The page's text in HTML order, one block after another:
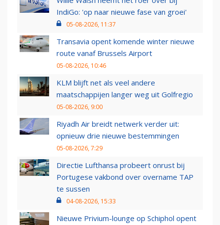
IndiGo: 'op naar nieuwe fase van groei'
05-08-2026, 11:37
Transavia opent komende winter nieuwe
route vanaf Brussels Airport
05-08-2026, 10:46
KLM blijft net als veel andere
maatschappijen langer weg uit Golfregio
05-08-2026, 9:00
Riyadh Air breidt netwerk verder uit:
opnieuw drie nieuwe bestemmingen
05-08-2026, 7:29
Directie Lufthansa probeert onrust bij
Portugese vakbond over overname TAP
te sussen
04-08-2026, 15:33
Nieuwe Privium-lounge op Schiphol opent